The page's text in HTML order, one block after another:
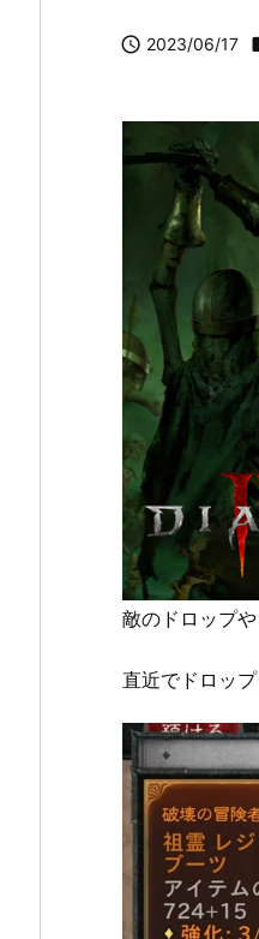
 2023/06/17
敵のドロップ
直近でドロッ